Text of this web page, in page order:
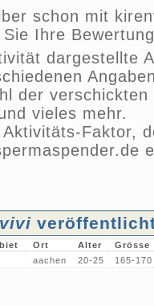
schon mit
Sie Ihre
dargestellte
der
vieles mehr.
Faktor,
Ort Alter
Grösse
aachen 20-25 165-170